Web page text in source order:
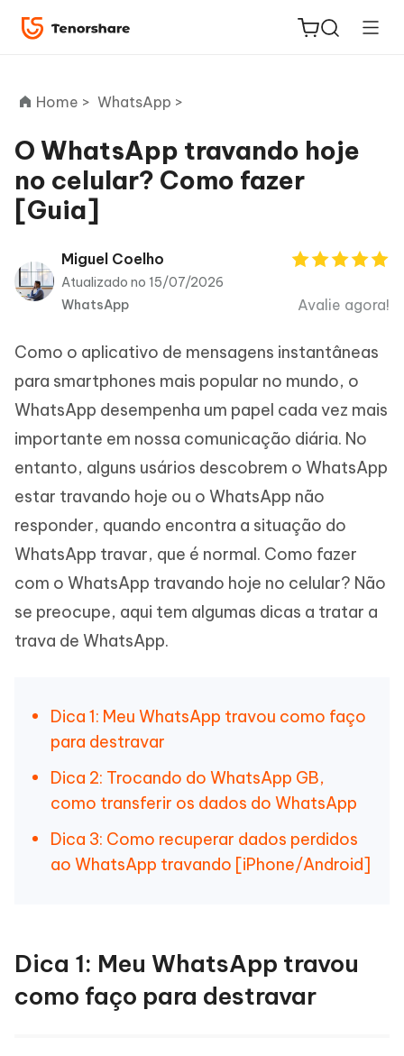
ReiBoot
for iOS
PDNob
PDF
Editor
Novo
iAnyGo
Home > WhatsApp >
O WhatsApp travando hoje
no celular? Como fazer
[Guia]
Miguel Coelho
Atualizado no 15/07/2026
WhatsApp
Avalie agora!
Como o aplicativo de mensagens instantâneas
para smartphones mais popular no mundo, o
WhatsApp desempenha um papel cada vez mais
importante em nossa comunicação diária. No
entanto, alguns usários descobrem o WhatsApp
estar travando hoje ou o WhatsApp não
responder, quando encontra a situação do
WhatsApp travar, que é normal. Como fazer
com o WhatsApp travando hoje no celular? Não
se preocupe, aqui tem algumas dicas a tratar a
trava de WhatsApp.
Dica 1: Meu WhatsApp travou como faço
para destravar
Dica 2: Trocando do WhatsApp GB,
como transferir os dados do WhatsApp
Dica 3: Como recuperar dados perdidos
ao WhatsApp travando [iPhone/Android]
Dica 1: Meu WhatsApp travou
como faço para destravar